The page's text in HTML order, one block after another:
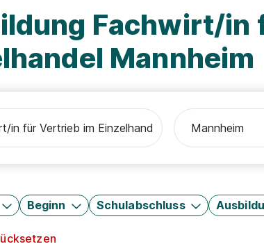
Fachwirt/in
Mannheim
Beginn Schulabschluss